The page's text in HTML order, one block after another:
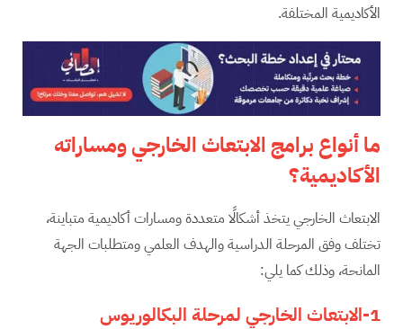
الأكاديمية المختلفة.
ما أنواع برامج الابتعاث الخارجي ومساراته
الأكاديمية؟
الابتعاث الخارجي يتخذ أشكالًا متعددة ومسارات أكاديمية متباينة،
تختلف وفق المرحلة الدراسية والهدف العلمي ومتطلبات الجهة
المانحة، وذلك كما يلي:
1-الابتعاث الخارجي لمرحلة البكالوريوس